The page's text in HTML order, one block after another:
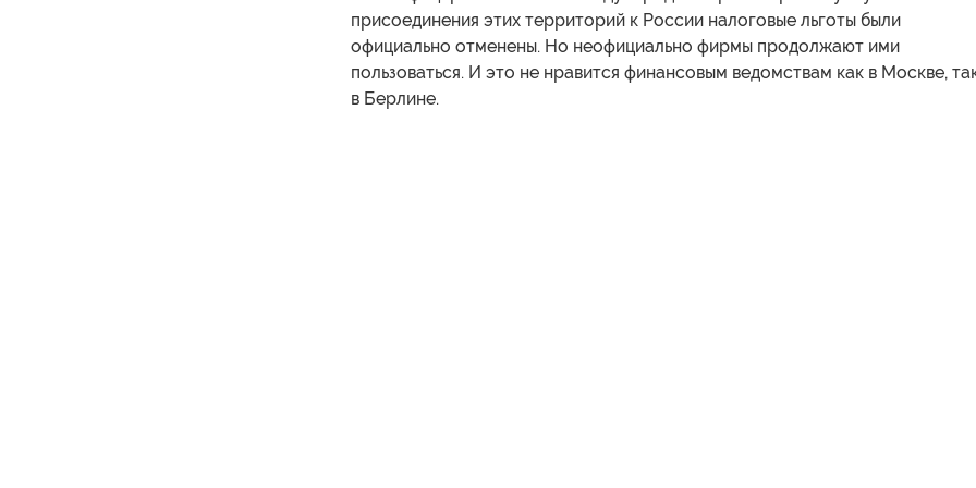
присоединения этих территорий к России налоговые льготы были
официально отменены. Но неофициально фирмы продолжают ими
пользоваться. И это не нравится финансовым ведомствам как в Москве,
в Берлине.